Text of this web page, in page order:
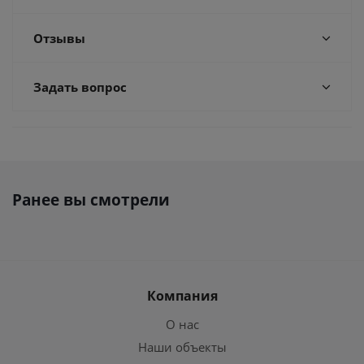
Отзывы
Задать вопрос
Ранее вы смотрели
Компания
О нас
Наши объекты